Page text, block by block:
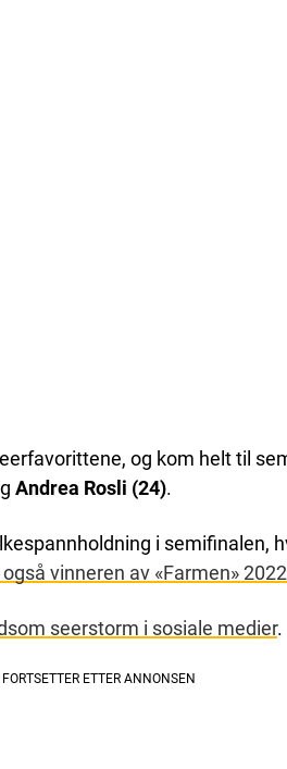
og kom helt til
Andrea Rosli (24).
i semifinalen,
vinneren av «Farmen»
seerstorm i sosiale medier.